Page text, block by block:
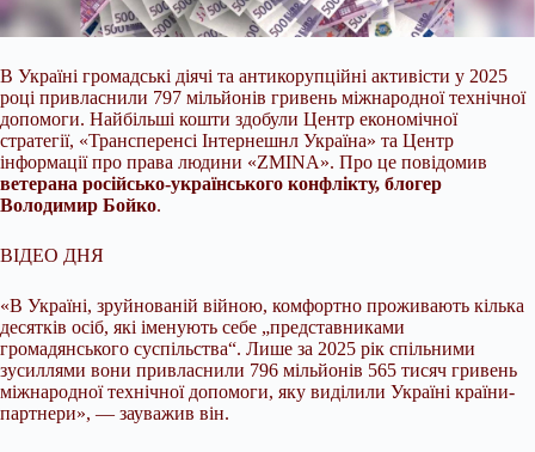
В Україні громадські діячі та антикорупційні активісти у 2025
році привласнили 797 мільйонів гривень міжнародної технічної
допомоги. Найбільші кошти здобули Центр економічної
стратегії, «Трансперенсі Інтернешнл Україна» та Центр
інформації про права людини «ZMINA». Про це повідомив
ветерана російсько-українського конфлікту, блогер
Володимир Бойко.
ВІДЕО ДНЯ
«В Україні, зруйнованій війною, комфортно проживають кілька
десятків осіб, які іменують себе „представниками
громадянського суспільства“. Лише за 2025 рік спільними
зусиллями вони привласнили 796 мільйонів 565 тисяч гривень
міжнародної технічної допомоги, яку виділили Україні країни-
партнери», — зауважив він.